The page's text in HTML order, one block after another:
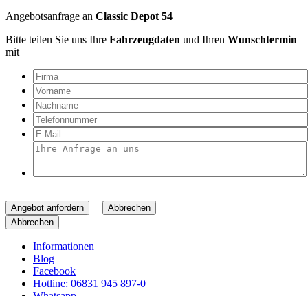
Angebotsanfrage an Classic Depot 54
Bitte teilen Sie uns Ihre Fahrzeugdaten und Ihren Wunschtermin
mit
Angebot anfordern
Abbrechen
Abbrechen
Informationen
Blog
Facebook
Hotline: 06831 945 897-0